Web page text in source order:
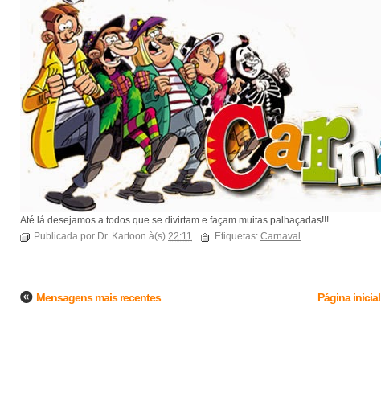
Até lá desejamos a todos que se divirtam e façam muitas palhaçadas!!!
Publicada por Dr. Kartoon à(s) 22:11 Etiquetas: Carnaval
Mensagens mais recentes Página inicial